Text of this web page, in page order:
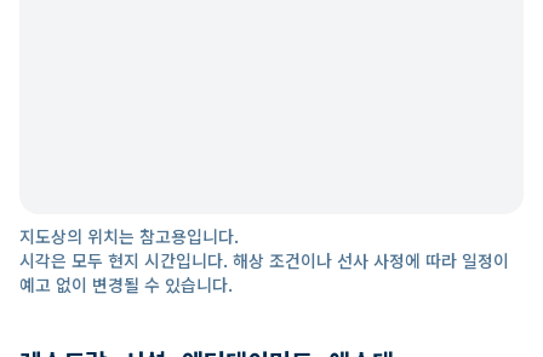
지도상의 위치는 참고용입니다.
시각은 모두 현지 시간입니다. 해상 조건이나 선사 사정에 따라 일정이
예고 없이 변경될 수 있습니다.